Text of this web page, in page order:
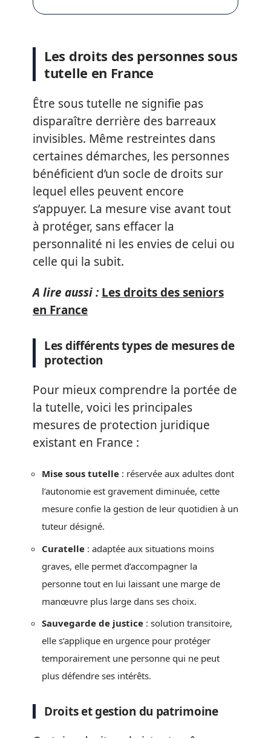
Les droits des personnes sous
tutelle en France
Être sous tutelle ne signifie pas
disparaître derrière des barreaux
invisibles. Même restreintes dans
certaines démarches, les personnes
bénéficient d’un socle de droits sur
lequel elles peuvent encore
s’appuyer. La mesure vise avant tout
à protéger, sans effacer la
personnalité ni les envies de celui ou
celle qui la subit.
A lire aussi : Les droits des seniors
en France
Les différents types de mesures de
protection
Pour mieux comprendre la portée de
la tutelle, voici les principales
mesures de protection juridique
existant en France :
Mise sous tutelle : réservée aux adultes dont
l’autonomie est gravement diminuée, cette
mesure confie la gestion de leur quotidien à un
tuteur désigné.
Curatelle : adaptée aux situations moins
graves, elle permet d’accompagner la
personne tout en lui laissant une marge de
manœuvre plus large dans ses choix.
Sauvegarde de justice : solution transitoire,
elle s’applique en urgence pour protéger
temporairement une personne qui ne peut
plus défendre ses intérêts.
Droits et gestion du patrimoine